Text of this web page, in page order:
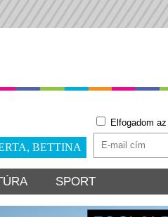
BETTINA
Elfogadom az
SPORT